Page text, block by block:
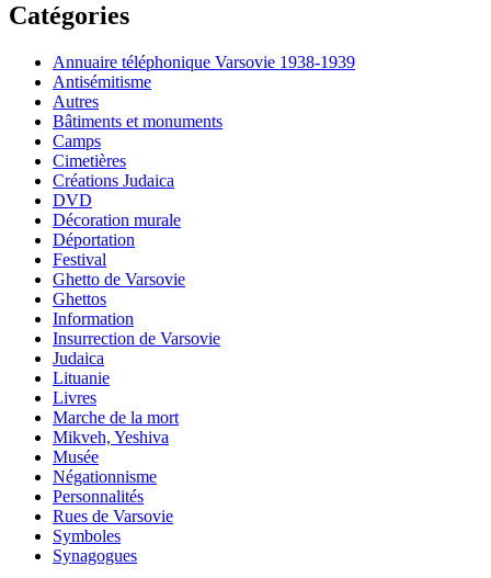
Catégories
Annuaire téléphonique Varsovie 1938-1939
Antisémitisme
Autres
Bâtiments et monuments
Camps
Cimetières
Créations Judaica
DVD
Décoration murale
Déportation
Festival
Ghetto de Varsovie
Ghettos
Information
Insurrection de Varsovie
Judaica
Lituanie
Livres
Marche de la mort
Mikveh, Yeshiva
Musée
Négationnisme
Personnalités
Rues de Varsovie
Symboles
Synagogues